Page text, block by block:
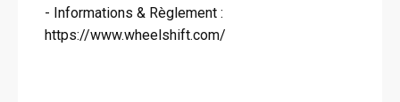
- Informations & Règlement :
https://www.wheelshift.com/